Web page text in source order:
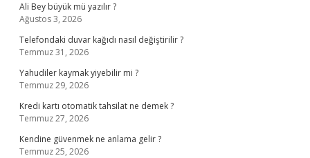
Ali Bey büyük mü yazılır ?
Ağustos 3, 2026
Telefondaki duvar kağıdı nasıl değiştirilir ?
Temmuz 31, 2026
Yahudiler kaymak yiyebilir mi ?
Temmuz 29, 2026
Kredi kartı otomatik tahsilat ne demek ?
Temmuz 27, 2026
Kendine güvenmek ne anlama gelir ?
Temmuz 25, 2026